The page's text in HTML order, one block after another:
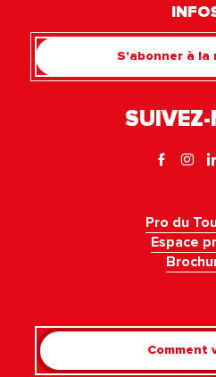
S'abonner à
Pro du
Espace
Comment